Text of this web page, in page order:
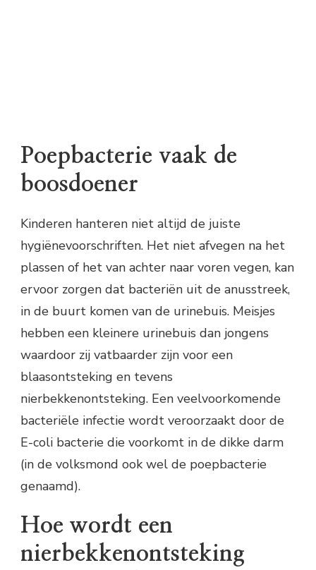
Poepbacterie vaak de
boosdoener
Kinderen hanteren niet altijd de juiste
hygiënevoorschriften. Het niet afvegen na het
plassen of het van achter naar voren vegen, kan
ervoor zorgen dat bacteriën uit de anusstreek,
in de buurt komen van de urinebuis. Meisjes
hebben een kleinere urinebuis dan jongens
waardoor zij vatbaarder zijn voor een
blaasontsteking en tevens
nierbekkenontsteking. Een veelvoorkomende
bacteriële infectie wordt veroorzaakt door de
E-coli bacterie die voorkomt in de dikke darm
(in de volksmond ook wel de poepbacterie
genaamd).
Hoe wordt een
nierbekkenontsteking